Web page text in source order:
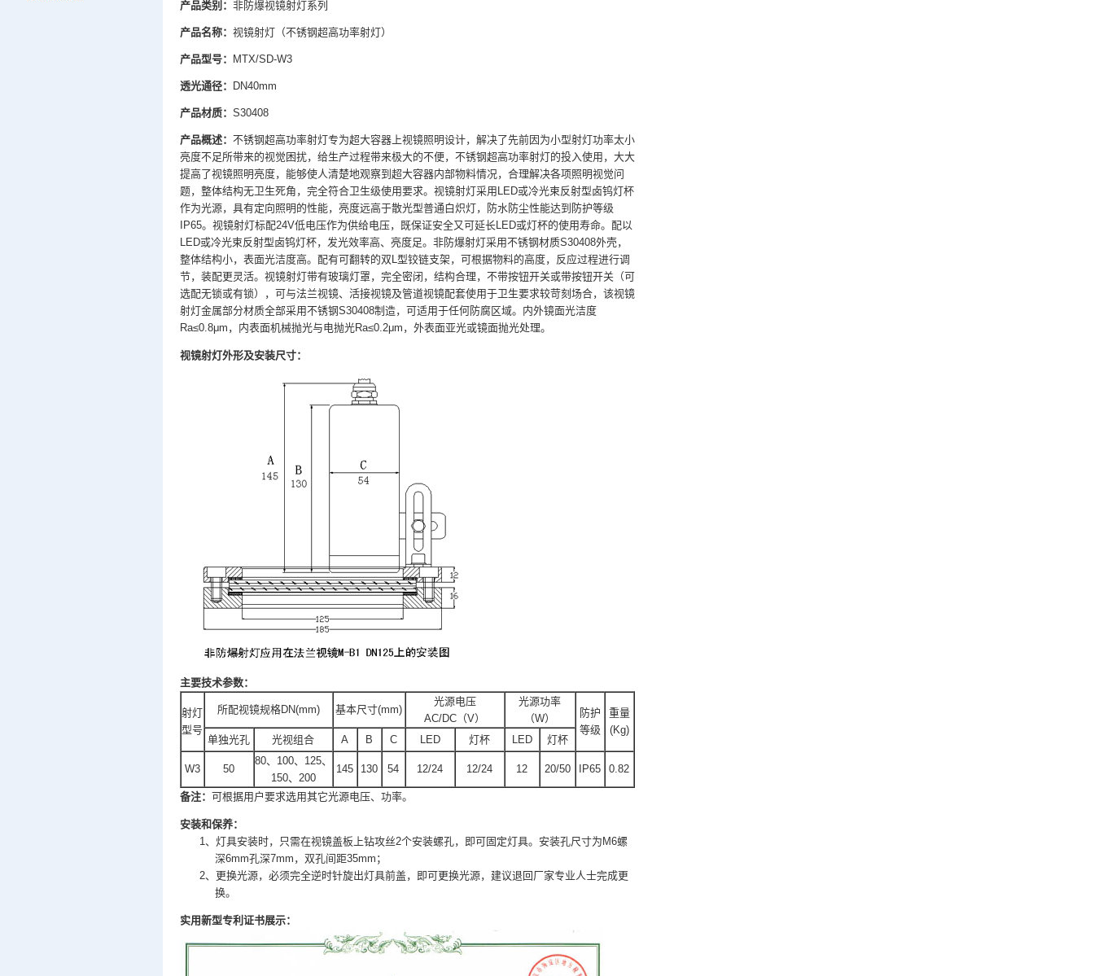
产品类别： 非防爆视镜射灯系列
产品名称： 视镜射灯（不锈钢超高功率射灯）
产品型号： MTX/SD-W3
透光通径： DN40mm
产品材质： S30408
产品概述： 不锈钢超高功率射灯专为超大容器上视镜照明设计，解决了先前因为小型射灯功率太小
亮度不足所带来的视觉困扰，给生产过程带来极大的不便，不锈钢超高功率射灯的投入使用，大大
提高了视镜照明亮度，能够使人清楚地观察到超大容器内部物料情况，合理解决各项照明视觉问
题，整体结构无卫生死角，完全符合卫生级使用要求。 视镜射灯采用LED或冷光束反射型卤钨灯杯
作为光源，具有定向照明的性能，亮度远高于散光型普通白炽灯，防水防尘性能达到防护等级
IP65。视镜射灯标配24V低电压作为供给电压，既保证安全又可延长LED或灯杯的使用寿命。配以
LED或冷光束反射型卤钨灯杯，发光效率高、亮度足。非防爆射灯采用不锈钢材质S30408外壳，
整体结构小，表面光洁度高。配有可翻转的双L型铰链支架，可根据物料的高度，反应过程进行调
节，装配更灵活。视镜射灯带有玻璃灯罩，完全密闭，结构合理，不带按钮开关或带按钮开关（可
选配无锁或有锁），可与法兰视镜、活接视镜及管道视镜配套使用于卫生要求较苛刻场合，该视镜
射灯金属部分材质全部采用不锈钢S30408制造，可适用于任何防腐区域。内外镜面光洁度
Ra≤0.8μm，内表面机械抛光与电抛光Ra≤0.2μm，外表面亚光或镜面抛光处理。
视镜射灯外形及安装尺寸：
主要技术参数：
射灯
型号
所配视镜规格DN(mm) 基本尺寸(mm)
光源电压
AC/DC（V）
光源功率
（W）
防护
等级
重量
(Kg)
单独光孔
光视组合 A B C LED 灯杯 LED 灯杯
W3 50
80、100、125、
150、200
145 130 54 12/24 12/24 12 20/50 IP65 0.82
备注： 可根据用户要求选用其它光源电压、功率。
安装和保养：
1、灯具安装时，只需在视镜盖板上钻攻丝2个安装螺孔，即可固定灯具。安装孔尺寸为M6螺
深6mm孔深7mm，双孔间距35mm；
2、更换光源，必须完全逆时针旋出灯具前盖，即可更换光源，建议退回厂家专业人士完成更
换。
实用新型专利证书展示：